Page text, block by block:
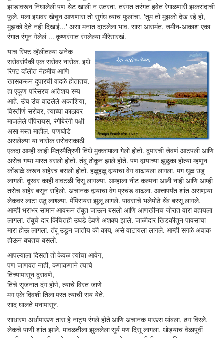
झाडावरून निघालेली पण थेट खाली न उतरता, तरंगत तरंगत हवेत रेंगाळणारी झकरांदाची
फुले. मला इथवर खेचून आणणारा तो सुगंध त्याच फुलांचा. 'तुम तो मुझको देख रहे हो,
मुझको देते नही दिखाई...' असा मनात दाटलेला भाव. सारा आसमंत, जमीन-आकाश एका
रंगात रंगून गेलेलं ... कृष्णरंगात रंगलेल्या मीरेसारखं.
याच रिफ्ट व्हॅलीतल्या अनेक
सरोवरांपैकी एक सरोवर नारोक. इथे
रिफ्ट व्हॅलीत नेहमीच आणि
खासकरून दुपारची वादळे होतातच.
हा एकूण परिसरच अतिशय रम्य
आहे. उंच उंच वाढलेले अकाशिया,
विस्तीर्ण सरोवर, त्याच्या काठावर
माजलेले पॅपिरायस, रंगीबेरंगी पक्षी
असा मस्त माहौल. पाणघोडे
असलेल्या या नारोक सरोवराकाठी
एकदा आम्ही काही मित्रमैत्रिणी तिथे मुक्कामाला गेलो होतो. दुपारची जेवणं आटपली आणि
असेच गप्पा मारत बसलो होतो. तंबू ठोकून झाले होते. पण वार्‍याच्या झुळुका होत्या म्हणून
कोंडाळे करून बाहेरच बसलो होतो. हळूहळू वार्‍याचा वेग वाढायला लागला. मग धूळ उडू
लागली. दूरवर काही वावटळी दिसू लागल्या. आम्हाला नीट कल्पना आली नाही आणि आम्ही
तसेच बाहेर बसून राहिलो. अचानक वार्‍याचा वेग प्रचंड वाढला. आत्तापर्यंत शांत असणार्‍या
लेकवर लाटा उठू लागल्या. पॅपिरायस झुलू लागले. पावसाचे भलेमोठे थेंब बरसू लागले.
आम्ही भराभर सामान आवरून तंबूत जाऊन बसलो आणि आणखीनच जोरात वारा वहायला
लागला. तंबूचे दार किंचितही उघडे ठेवणे अशक्य झाले. जाळीदार खिडकीतून पावसाचा
मारा होऊ लागला. तंबू उडून जातोय की काय, असे वाटायला लागले. आम्ही सगळे अवाक
होऊन बघतच बसलो.
आपल्याला दिसतो तो केवळ त्यांचा आवेग,
पण जाणवत नाही, कणाकणाने त्याचे
तिच्यापासून दुरावणे,
तिचे सृजनात दंग होणे, त्याचे विरत जाणे
मग एके दिवशी तिला परत त्याची सय येते,
साद घालते मनापासून.
साधारण अर्धापाऊण तास हे नाट्य रंगले होते आणि अचानक पाऊस थांबला, ढग विरले.
लेकचे पाणी शांत झाले, मावळतीला झुकलेला सूर्य पण दिसू लागला. थोड्याच वेळापूर्वी